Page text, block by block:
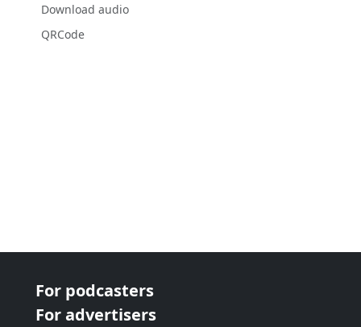
Download audio
QRCode
For podcasters
For advertisers